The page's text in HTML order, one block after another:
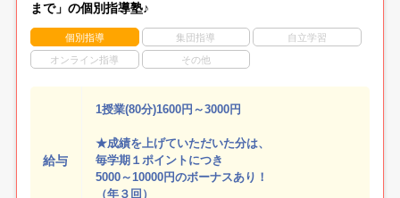
まで」の個別指導塾♪
個別指導 集団指導 自立学習
オンライン指導 その他
給与
1授業(80分)1600円～3000円
★成績を上げていただいた分は、
毎学期１ポイントにつき
5000～10000円のボーナスあり！
（年３回）